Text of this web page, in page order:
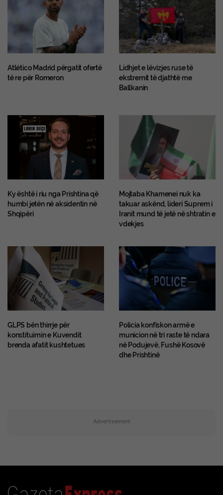
Atlético Madrid përgatit ofertë
të re për Romeron
Lidhjet e lëvizjes ruse të
ekstremit të djathtë me
Ballkanin
Ky është i riu nga Prishtina që
humbi jetën në aksidentin në
Shqipëri
Mojtaba Khamenei nuk ka
takuar askënd, lideri Suprem i
Iranit mund të jetë në shtratin e
vdekjes
GLPS bën thirrje për
konstituimin e Kuvendit
brenda afatit kushtetues
Policia konfiskon armë e
municion në tri raste të ndara
në Podujevë, Fushë Kosovë
dhe Prishtinë
Advertisement